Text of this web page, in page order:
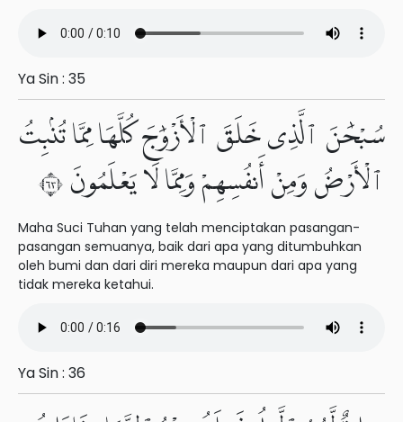
Ya Sin : 35
سُبْحَٰنَ ٱلَّذِى خَلَقَ ٱلْأَزْوَٰجَ كُلَّهَا مِمَّا تُنۢبِتُ
ٱلْأَرْضُ وَمِنْ أَنفُسِهِمْ وَمِمَّا لَا يَعْلَمُونَ ٣٦
Maha Suci Tuhan yang telah menciptakan pasangan-
pasangan semuanya, baik dari apa yang ditumbuhkan
oleh bumi dan dari diri mereka maupun dari apa yang
tidak mereka ketahui.
Ya Sin : 36